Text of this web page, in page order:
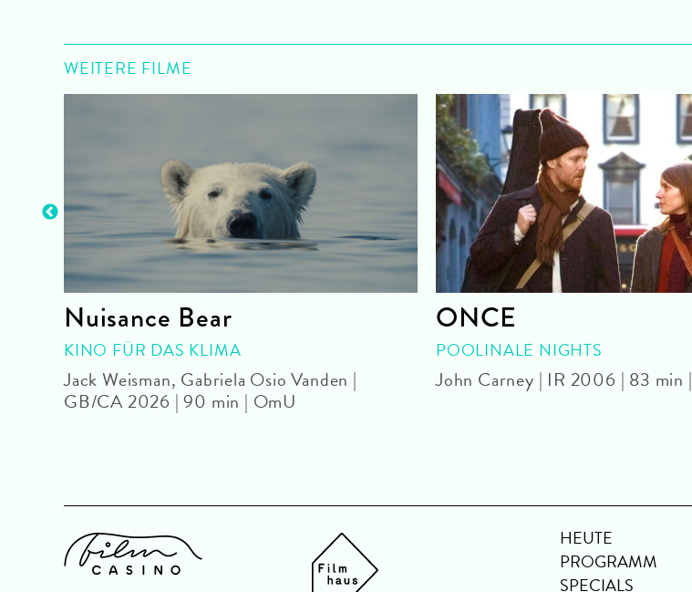
WEITERE FILME
Nuisance Bear
KINO FÜR DAS KLIMA
Jack Weisman, Gabriela Osio Vanden |
GB/CA 2026 | 90 min | OmU
ONCE
POOLINALE NIGHTS
John Carney | IR 2006 | 83 min
HEUTE
PROGRAMM
SPECIALS